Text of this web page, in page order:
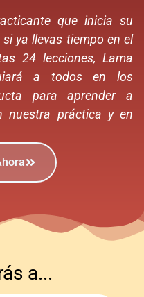
que inicia su
ya llevas tiempo en el
24 lecciones, Lama
a todos en los
para aprender a
nuestra práctica y en
a...